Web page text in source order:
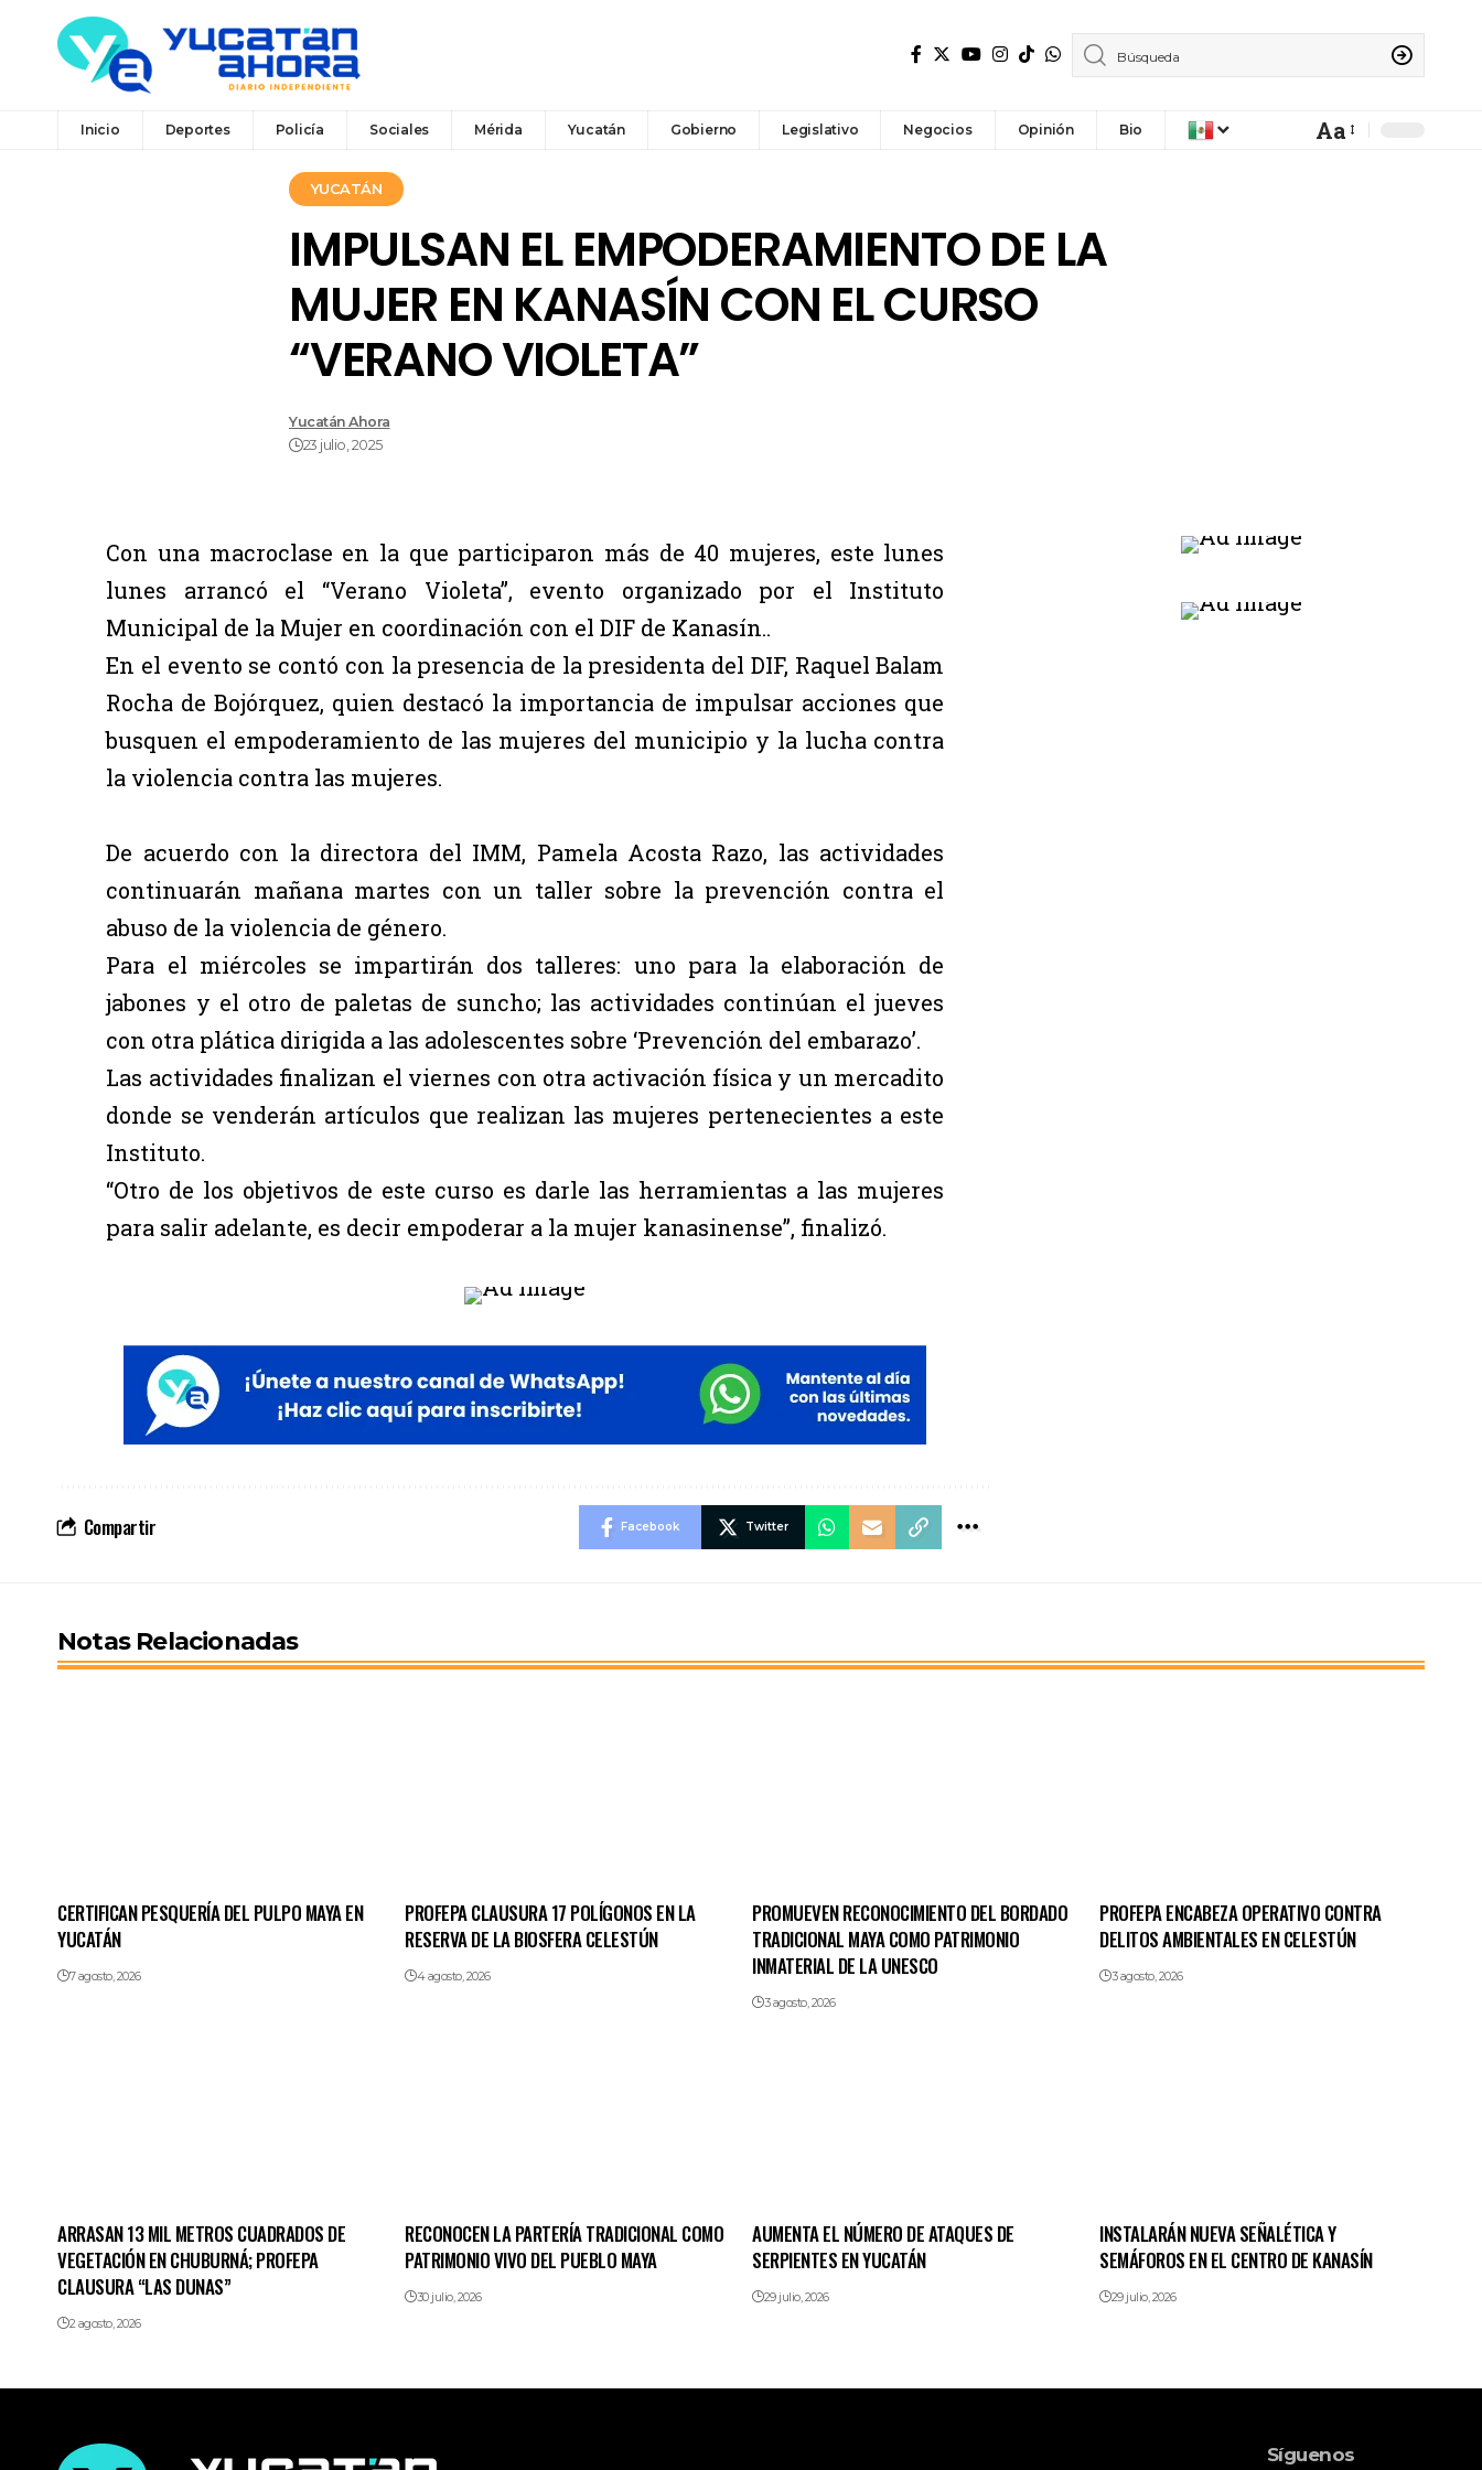
Inicio Deportes Policía Sociales Mérida Yucatán Gobierno Legislativo Negocios Opinión Bio Aa
YUCATÁN
IMPULSAN EL EMPODERAMIENTO DE LA
MUJER EN KANASÍN CON EL CURSO
“VERANO VIOLETA”
Yucatán Ahora
23 julio, 2025
Con una macroclase en la que participaron más de 40 mujeres, este lunes
lunes arrancó el “Verano Violeta”, evento organizado por el Instituto
Municipal de la Mujer en coordinación con el DIF de Kanasín..
En el evento se contó con la presencia de la presidenta del DIF, Raquel Balam
Rocha de Bojórquez, quien destacó la importancia de impulsar acciones que
busquen el empoderamiento de las mujeres del municipio y la lucha contra
la violencia contra las mujeres.
De acuerdo con la directora del IMM, Pamela Acosta Razo, las actividades
continuarán mañana martes con un taller sobre la prevención contra el
abuso de la violencia de género.
Para el miércoles se impartirán dos talleres: uno para la elaboración de
jabones y el otro de paletas de suncho; las actividades continúan el jueves
con otra plática dirigida a las adolescentes sobre ‘Prevención del embarazo’.
Las actividades finalizan el viernes con otra activación física y un mercadito
donde se venderán artículos que realizan las mujeres pertenecientes a este
Instituto.
“Otro de los objetivos de este curso es darle las herramientas a las mujeres
para salir adelante, es decir empoderar a la mujer kanasinense”, finalizó.
Compartir Facebook Twitter
Notas Relacionadas
CERTIFICAN PESQUERÍA DEL PULPO MAYA EN
YUCATÁN
7 agosto, 2026
PROFEPA CLAUSURA 17 POLÍGONOS EN LA
RESERVA DE LA BIOSFERA CELESTÚN
4 agosto, 2026
PROMUEVEN RECONOCIMIENTO DEL BORDADO
TRADICIONAL MAYA COMO PATRIMONIO
INMATERIAL DE LA UNESCO
3 agosto, 2026
PROFEPA ENCABEZA OPERATIVO CONTRA
DELITOS AMBIENTALES EN CELESTÚN
3 agosto, 2026
ARRASAN 13 MIL METROS CUADRADOS DE
VEGETACIÓN EN CHUBURNÁ; PROFEPA
CLAUSURA “LAS DUNAS”
2 agosto, 2026
RECONOCEN LA PARTERÍA TRADICIONAL COMO
PATRIMONIO VIVO DEL PUEBLO MAYA
30 julio, 2026
AUMENTA EL NÚMERO DE ATAQUES DE
SERPIENTES EN YUCATÁN
29 julio, 2026
INSTALARÁN NUEVA SEÑALÉTICA Y
SEMÁFOROS EN EL CENTRO DE KANASÍN
29 julio, 2026
Síguenos